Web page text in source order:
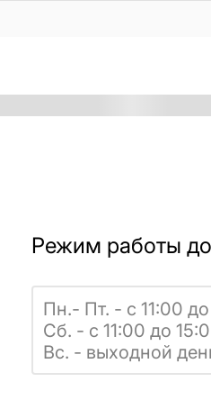
Режим работы
Пн.- Пт. - с 11:00
Сб. - с 11:00 до
Вс. - выходной